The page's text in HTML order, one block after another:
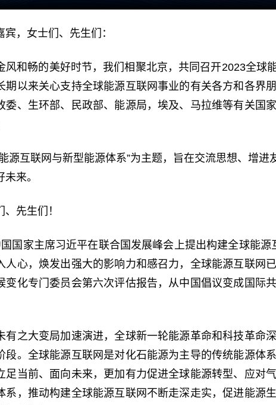
，女士们、先生们：
风和畅的美好时节，我们相聚北京，共同召开2023全
期以来关心支持全球能源互联网事业的有关各方和各
委、生环部、民政部、能源局，埃及、马拉维等有关
源互联网与新型能源体系”为主题，旨在交流思想、增
来。
先生们！
国家主席习近平在联合国发展峰会上提出构建全球能
人心，焕发出强大的影响力和感召力，全球能源互联网
变化专门委员会第六次评估报告，从中国倡议变成国际
有之大变局加速演进，全球新一轮能源革命和科技革
段。全球能源互联网是对化石能源为主导的传统能源
足当前、面向未来，更加有力促进全球能源转型、应
系，推动构建全球能源互联网不断走深走实，促进能源